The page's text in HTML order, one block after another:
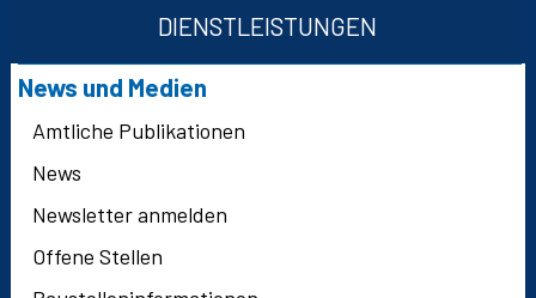
DIENSTLEISTUNGEN
Suchformular
Subnavigation
News und Medien
Amtliche Publikationen
News
Newsletter anmelden
Offene Stellen